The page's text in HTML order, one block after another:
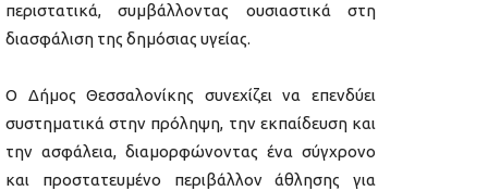
περιστατικά, συμβάλλοντας ουσιαστικά στη
διασφάλιση της δημόσιας υγείας.
Ο Δήμος Θεσσαλονίκης συνεχίζει να επενδύει
συστηματικά στην πρόληψη, την εκπαίδευση και
την ασφάλεια, διαμορφώνοντας ένα σύγχρονο
και προστατευμένο περιβάλλον άθλησης για